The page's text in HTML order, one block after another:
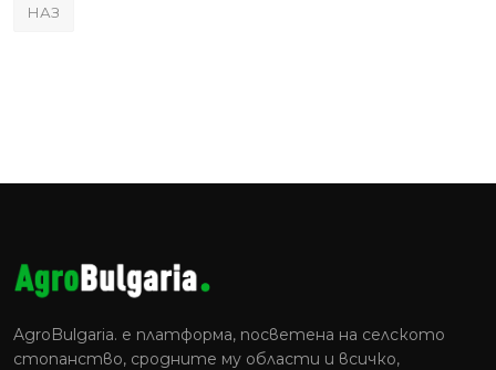
НАЗ
AgroBulgaria. e платформа, посветена на селското
стопанство, сродните му области и всичко,